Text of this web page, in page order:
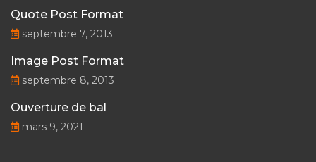
Quote Post Format
septembre 7, 2013
Image Post Format
septembre 8, 2013
Ouverture de bal
mars 9, 2021